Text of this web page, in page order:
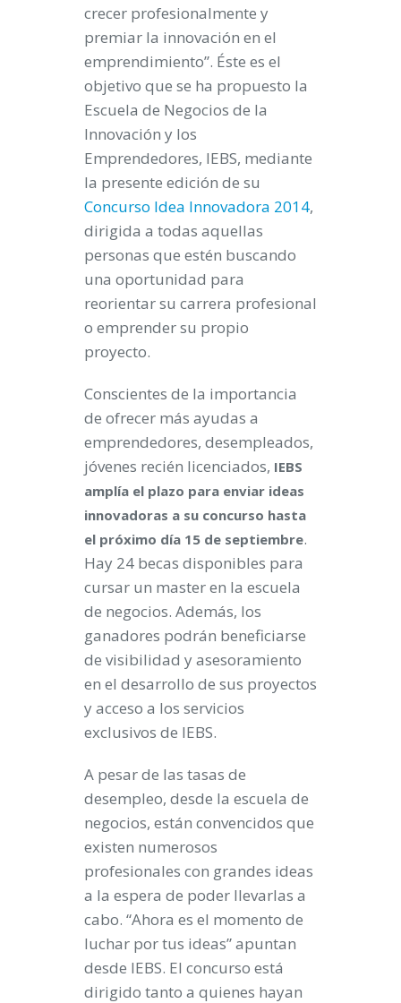
crecer profesionalmente y
premiar la innovación en el
emprendimiento”. Éste es el
objetivo que se ha propuesto la
Escuela de Negocios de la
Innovación y los
Emprendedores, IEBS, mediante
la presente edición de su
Concurso Idea Innovadora 2014,
dirigida a todas aquellas
personas que estén buscando
una oportunidad para
reorientar su carrera profesional
o emprender su propio
proyecto.
Conscientes de la importancia
de ofrecer más ayudas a
emprendedores, desempleados,
jóvenes recién licenciados, IEBS
amplía el plazo para enviar ideas
innovadoras a su concurso hasta
el próximo día 15 de septiembre.
Hay 24 becas disponibles para
cursar un master en la escuela
de negocios. Además, los
ganadores podrán beneficiarse
de visibilidad y asesoramiento
en el desarrollo de sus proyectos
y acceso a los servicios
exclusivos de IEBS.
A pesar de las tasas de
desempleo, desde la escuela de
negocios, están convencidos que
existen numerosos
profesionales con grandes ideas
a la espera de poder llevarlas a
cabo. “Ahora es el momento de
luchar por tus ideas” apuntan
desde IEBS. El concurso está
dirigido tanto a quienes hayan